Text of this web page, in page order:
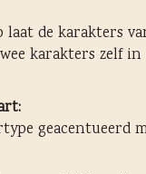
de karakters
karakters
geacentueerd